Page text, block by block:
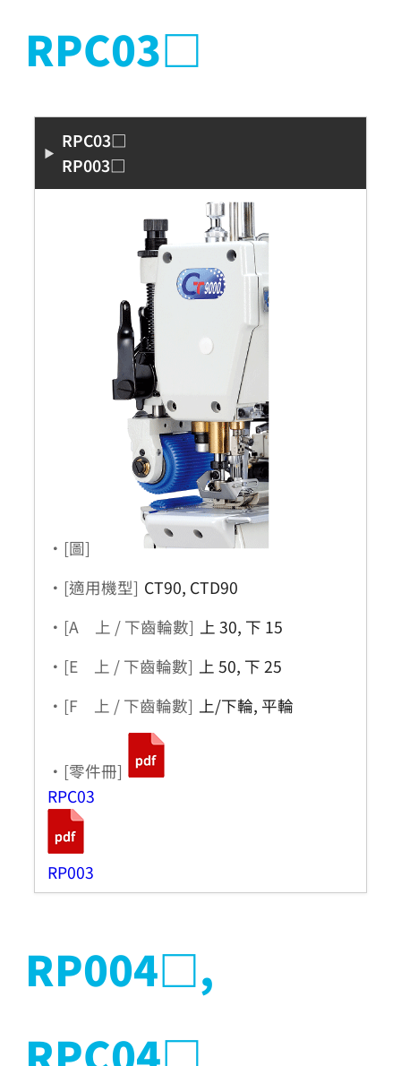
RPC03□
RPC03□
RP003□
・[圖]
・[適用機型] CT90, CTD90
・[A 上 / 下齒輪數] 上 30, 下 15
・[E 上 / 下齒輪數] 上 50, 下 25
・[F 上 / 下齒輪數] 上/下輪, 平輪
・[零件冊]
RPC03
RP003
RP004□,
RPC04□